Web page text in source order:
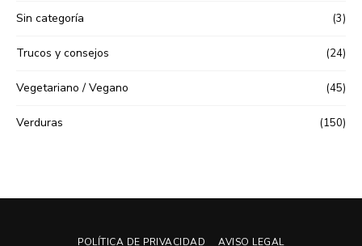
Sin categoría (3)
Trucos y consejos (24)
Vegetariano / Vegano (45)
Verduras (150)
POLÍTICA DE PRIVACIDAD AVISO LEGAL